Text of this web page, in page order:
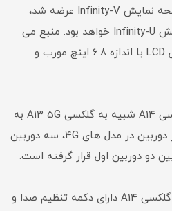
برخلاف گلکسی A13 که با صفحه نمایش Infinity-V عرضه شد،
گلکسی A14 دارای صفحه نمایش Infinity-U خواهد بود. منبع می
گوید که این می تواند یک پنل LCD با اندازه 6.8 اینچ مورب و
قسمت پشتی سامسونگ گلکسی A14 شبیه به گلکسی A13 5G به
نظر می رسد زیرا به جای چهار دوربین در مدل های 4G، سه دوربین
دو دوربین اول قرار گرفته است.
قاب سمت راست سامسونگ گلکسی A14 دارای دکمه تنظیم صدا و